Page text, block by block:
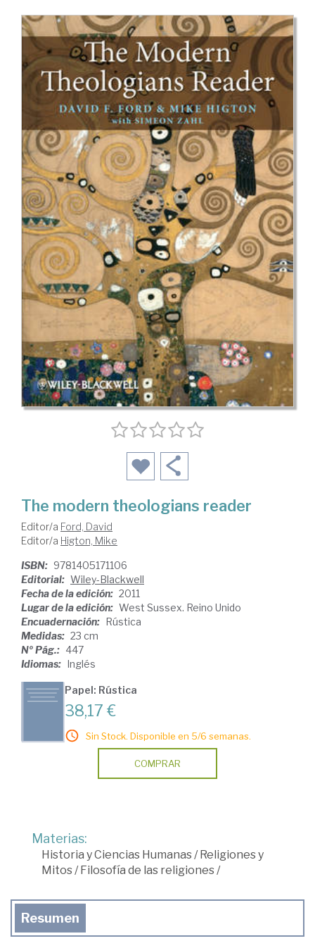
The modern theologians reader
Editor/a Ford, David
Editor/a Higton, Mike
ISBN: 9781405171106
Editorial: Wiley-Blackwell
Fecha de la edición: 2011
Lugar de la edición: West Sussex. Reino Unido
Encuadernación: Rústica
Medidas: 23 cm
Nº Pág.: 447
Idiomas: Inglés
Papel: Rústica
38,17 €
Sin Stock. Disponible en 5/6 semanas.
COMPRAR
Materias:
Historia y Ciencias Humanas/ Religiones y
Mitos/ Filosofía de las religiones/
Resumen